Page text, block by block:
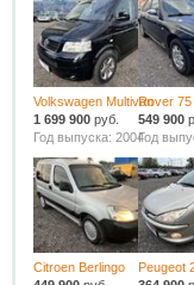
Volkswagen Multivan
1 699 900 руб.
Год выпуска: 2004
Rover 75
549 900
Год
Citroen Berlingo
Peugeot